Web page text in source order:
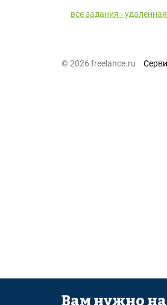
все задания -
© 2026 freelance.ru
Вам нужно